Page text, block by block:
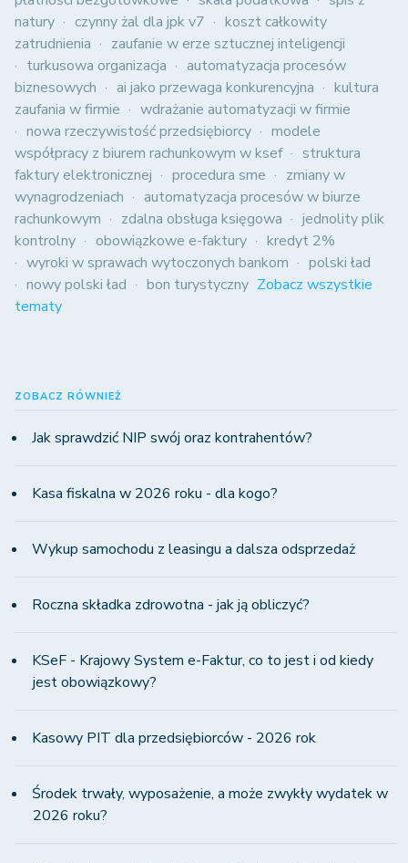
natury
czynny żal dla jpk v7
koszt całkowity
zatrudnienia
zaufanie w erze sztucznej inteligencji
turkusowa organizacja
automatyzacja procesów
biznesowych
ai jako przewaga konkurencyjna
kultura
zaufania w firmie
wdrażanie automatyzacji w firmie
nowa rzeczywistość przedsiębiorcy
modele
współpracy z biurem rachunkowym w ksef
struktura
faktury elektronicznej
procedura sme
zmiany w
wynagrodzeniach
automatyzacja procesów w biurze
rachunkowym
zdalna obsługa księgowa
jednolity plik
kontrolny
obowiązkowe e-faktury
kredyt 2%
wyroki w sprawach wytoczonych bankom
polski ład
nowy polski ład
bon turystyczny Zobacz wszystkie
tematy
ZOBACZ RÓWNIEŻ
Jak sprawdzić NIP swój oraz kontrahentów?
Kasa fiskalna w 2026 roku - dla kogo?
Wykup samochodu z leasingu a dalsza odsprzedaż
Roczna składka zdrowotna - jak ją obliczyć?
KSeF - Krajowy System e-Faktur, co to jest i od kiedy
jest obowiązkowy?
Kasowy PIT dla przedsiębiorców - 2026 rok
Środek trwały, wyposażenie, a może zwykły wydatek w
2026 roku?